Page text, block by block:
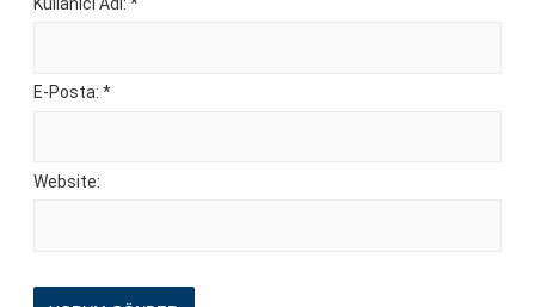
E-Posta: *
Website: